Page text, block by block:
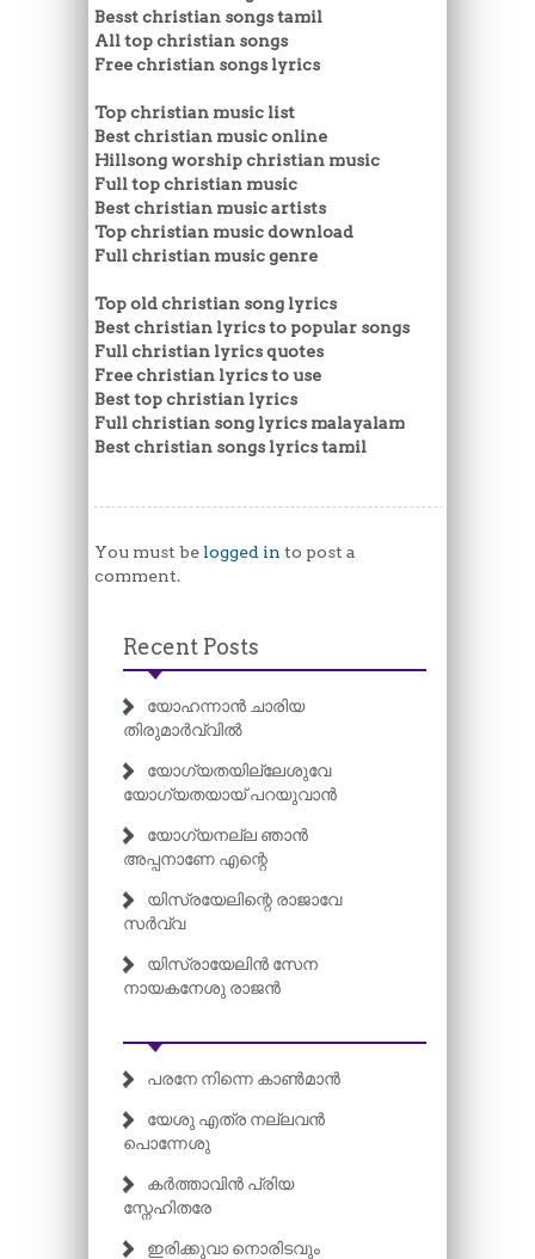
Besst christian songs tamil
All top christian songs
Free christian songs lyrics
Top christian music list
Best christian music online
Hillsong worship christian music
Full top christian music
Best christian music artists
Top christian music download
Full christian music genre
Top old christian song lyrics
Best christian lyrics to popular songs
Full christian lyrics quotes
Free christian lyrics to use
Best top christian lyrics
Full christian song lyrics malayalam
Best christian songs lyrics tamil
You must be logged in to post a
comment.
Recent Posts
യോഹന്നാൻ ചാരിയ
തിരുമാർവ്വിൽ
യോഗ്യതയില്ലേശുവേ
യോഗ്യതയായ് പറയുവാൻ
യോഗ്യനല്ല ഞാൻ
അപ്പനാണേ എന്റെ
യിസ്രയേലിന്റെ രാജാവേ
സർവ്വ
യിസ്രായേലിൻ സേന
നായകനേശു രാജൻ
പരനേ നിന്നെ കാൺമാൻ
യേശു എത്ര നല്ലവൻ
പൊന്നേശു
കർത്താവിൻ പ്രിയ
സ്നേഹിതരേ
ഇരിക്കുവാ നൊരിടവും